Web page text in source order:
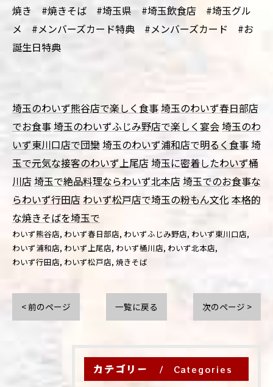
焼き #焼きそば #埼玉県 #埼玉飲食店 #埼玉グル
メ #メンバーズカード特典 #メンバーズカード #お
誕生日特典
埼玉のわいず熊谷店で楽しく食事埼玉のわいず春日部店
でお食事埼玉のわいずふじみ野店で楽しく宴会埼玉のわ
いず東川口店で団欒埼玉のわいず浦和店で明るく食事埼
玉で元気な接客のわいず上尾店埼玉に密着したわいず桶
川店埼玉で絶品料理ならわいず北本店埼玉でのお食事な
らわいず行田店 わいず松戸店で埼玉の粉もん文化 本格的
な焼きそばを埼玉で
わいず熊谷店 わいず春日部店 わいずふじみ野店 わいず東川口店
わいず浦和店 わいず上尾店 わいず桶川店 わいず北本店
わいず行田店 わいず松戸店 焼きそば
< 前のページ 一覧に戻る 次のページ >
カテゴリー Categories